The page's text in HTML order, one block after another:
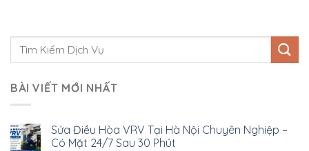
BÀI VIẾT MỚI NHẤT
Sửa Điều Hòa VRV Tại Hà Nội Chuyên Nghiệp –
Có Mặt 24/7 Sau 30 Phút